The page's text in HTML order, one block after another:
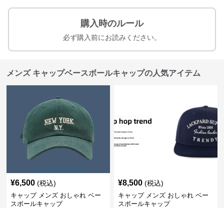
購入時のルール
必ず購入前にお読みください。
メンズ キャップベースボールキャップの人気アイテム
¥6,500 (税込)
キャップ メンズ おしゃれ ベー
スボールキャップ
¥8,500 (税込)
キャップ メンズ おしゃれ ベー
スボールキャップ